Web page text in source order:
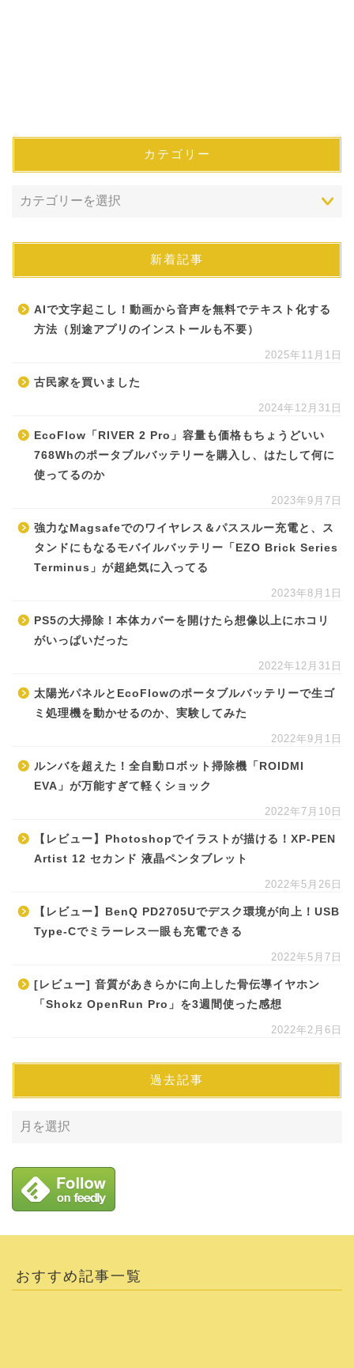
カテゴリー
新着記事
AIで文字起こし！動画から音声を無料でテキスト化する
方法（別途アプリのインストールも不要）
2025年11月1日
古民家を買いました
2024年12月31日
EcoFlow「RIVER 2 Pro」容量も価格もちょうどいい
768Whのポータブルバッテリーを購入し、はたして何に
使ってるのか
2023年9月7日
強力なMagsafeでのワイヤレス＆パススルー充電と、ス
タンドにもなるモバイルバッテリー「EZO Brick Series
Terminus」が超絶気に入ってる
2023年8月1日
PS5の大掃除！本体カバーを開けたら想像以上にホコリ
がいっぱいだった
2022年12月31日
太陽光パネルとEcoFlowのポータブルバッテリーで生ゴ
ミ処理機を動かせるのか、実験してみた
2022年9月1日
ルンバを超えた！全自動ロボット掃除機「ROIDMI
EVA」が万能すぎて軽くショック
2022年7月10日
【レビュー】Photoshopでイラストが描ける！XP-PEN
Artist 12 セカンド 液晶ペンタブレット
2022年5月26日
【レビュー】BenQ PD2705Uでデスク環境が向上！USB
Type-Cでミラーレス一眼も充電できる
2022年5月7日
[レビュー] 音質があきらかに向上した骨伝導イヤホン
「Shokz OpenRun Pro」を3週間使った感想
2022年2月6日
過去記事
おすすめ記事一覧